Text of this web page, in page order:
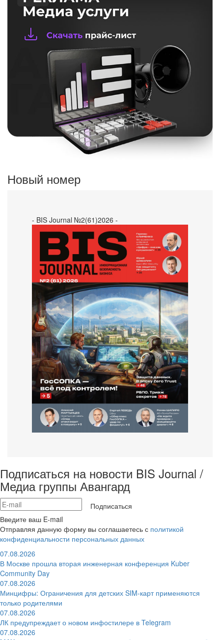
Новый номер
- BIS Journal №2(61)2026 -
Подписаться на новости BIS Journal /
Медиа группы Авангард
Подписаться
Введите ваш E-mail
Отправляя данную форму вы соглашаетесь с политикой
конфиденциальности персональных данных
07.08.2026
В Москве прошла вторая инженерная конференция Kuber
Community Day
07.08.2026
Минцифры: Ограничения для детских SIM-карт применяются
только родителями
07.08.2026
ЛК предупреждает о новом инфостилере в Telegram
07.08.2026